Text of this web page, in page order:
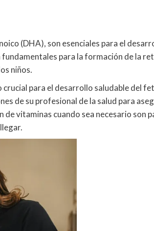
(DHA), son esenciales para el
para la formación de la
niños.
para el desarrollo saludable del
de su profesional de la salud para
vitaminas cuando sea necesario son